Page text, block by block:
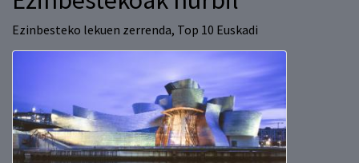
Ezinbesteko lekuen zerrenda, Top 10 Euskadi